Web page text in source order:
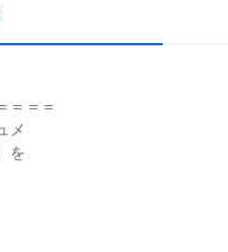
＝＝＝
メ
を